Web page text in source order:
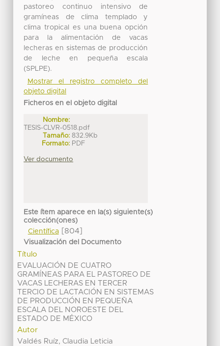
pastoreo continuo intensivo de
gramíneas de clima templado y
clima tropical es una buena opción
para la alimentación de vacas
lecheras en sistemas de producción
de leche en pequeña escala
(SPLPE).
Mostrar el registro completo del
objeto digital
Ficheros en el objeto digital
Nombre:
TESIS-CLVR-0518.pdf
Tamaño: 832.9Kb
Formato: PDF
Ver documento
Este ítem aparece en la(s) siguiente(s)
colección(ones)
Científica[804]
Visualización del Documento
Título
EVALUACIÓN DE CUATRO
GRAMÍNEAS PARA EL PASTOREO DE
VACAS LECHERAS EN TERCER
TERCIO DE LACTACIÓN EN SISTEMAS
DE PRODUCCIÓN EN PEQUEÑA
ESCALA DEL NOROESTE DEL
ESTADO DE MÉXICO
Autor
Valdés Ruíz, Claudia Leticia